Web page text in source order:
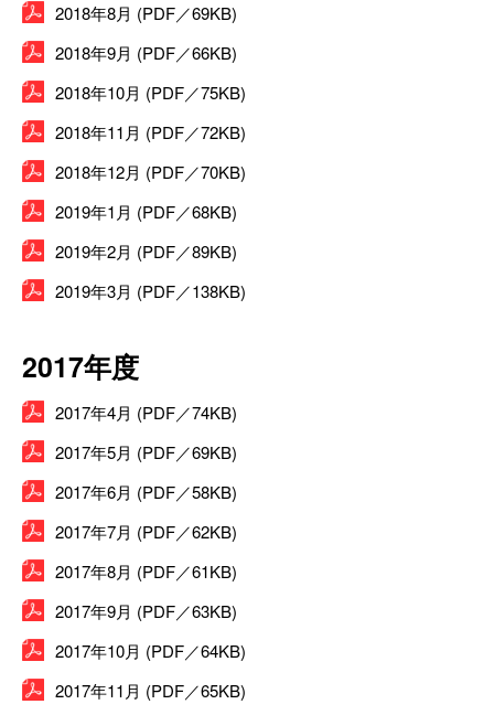
2018年8月 (PDF／69KB)
2018年9月 (PDF／66KB)
2018年10月 (PDF／75KB)
2018年11月 (PDF／72KB)
2018年12月 (PDF／70KB)
2019年1月 (PDF／68KB)
2019年2月 (PDF／89KB)
2019年3月 (PDF／138KB)
2017年度
2017年4月 (PDF／74KB)
2017年5月 (PDF／69KB)
2017年6月 (PDF／58KB)
2017年7月 (PDF／62KB)
2017年8月 (PDF／61KB)
2017年9月 (PDF／63KB)
2017年10月 (PDF／64KB)
2017年11月 (PDF／65KB)